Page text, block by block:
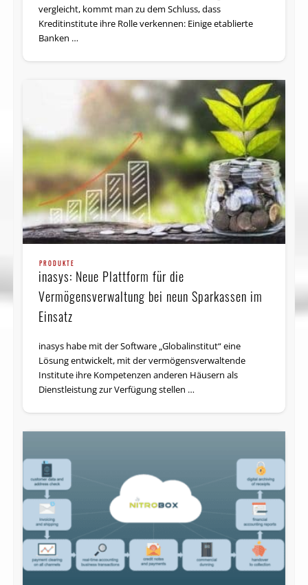
vergleicht, kommt man zu dem Schluss, dass
Kreditinstitute ihre Rolle verkennen: Einige etablierte
Banken …
PRODUKTE
inasys: Neue Plattform für die
Vermögensverwaltung bei neun Sparkassen im
Einsatz
inasys habe mit der Software „Glo­bal­institut“ eine
Lösung entwickelt, mit der vermögensverwaltende
Institute ihre Kompetenzen anderen Häusern als
Dienstleistung zur Verfügung stellen …